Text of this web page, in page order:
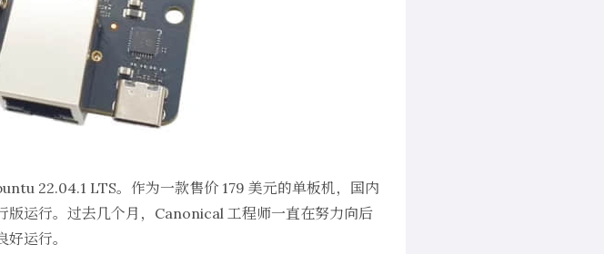
22.04.1 LTS。作为一款售价 179 美元的单板机，国内
运行。过去几个月，Canonical 工程师一直在努力向后
运行。